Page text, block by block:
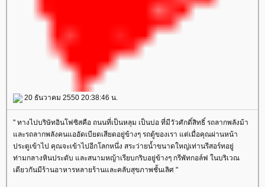
20 ธันวาคม 2550 20:38:46 น.
" ทางไปบริษัทอินโฟซิสคือ ถนนที่เป็นหลุม เป็นบ่อ ที่มีวัวศักดิ์สิทธิ์ รถลากพลังม้า
ละรถลากพลังคนแออัดเบียดเสียดอยู่ข้างๆ รถตู้ของเรา แต่เมื่อคุณผ่านหน้า
ประตูเข้าไป คุณจะเข้าไปอีกโลกหนึ่ง สระว่ายน้ำขนาดใหญ่เท่านรีสอร์ทอยู่
ท่ามกลางหินประดับ และสนามหญ้าเรียบกริบอยู่ข้างๆ กรีพัทกอล์ฟ ในบริเวณ
เดียวกันมีร้านอาหารหลายร้านและคลับสุขภาพชั้นเลิศ "